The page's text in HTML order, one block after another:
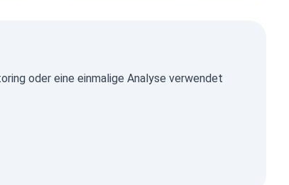
oder eine einmalige Analyse verwendet